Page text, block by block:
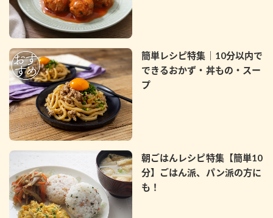
簡単レシピ特集｜10分以内で
できるおかず・丼もの・スー
プ
朝ごはんレシピ特集【簡単10
分】ごはん派、パン派の方に
も！